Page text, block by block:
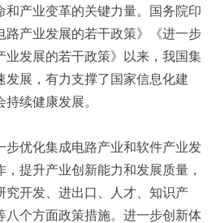
和产业变革的关键力量。国务院印
路产业发展的若干政策》《进一步
业发展的若干政策》以来，我国集
发展，有力支撑了国家信息化建
续健康发展。
步优化集成电路产业和软件产业发
提升产业创新能力和发展质量，
究开发、进出口、人才、知识产
八个方面政策措施。进一步创新体